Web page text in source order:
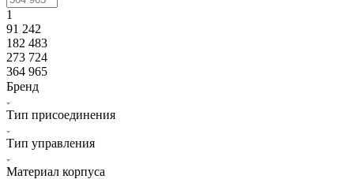
1
91 242
182 483
273 724
364 965
Бренд
Тип присоединения
Тип управления
Материал корпуса